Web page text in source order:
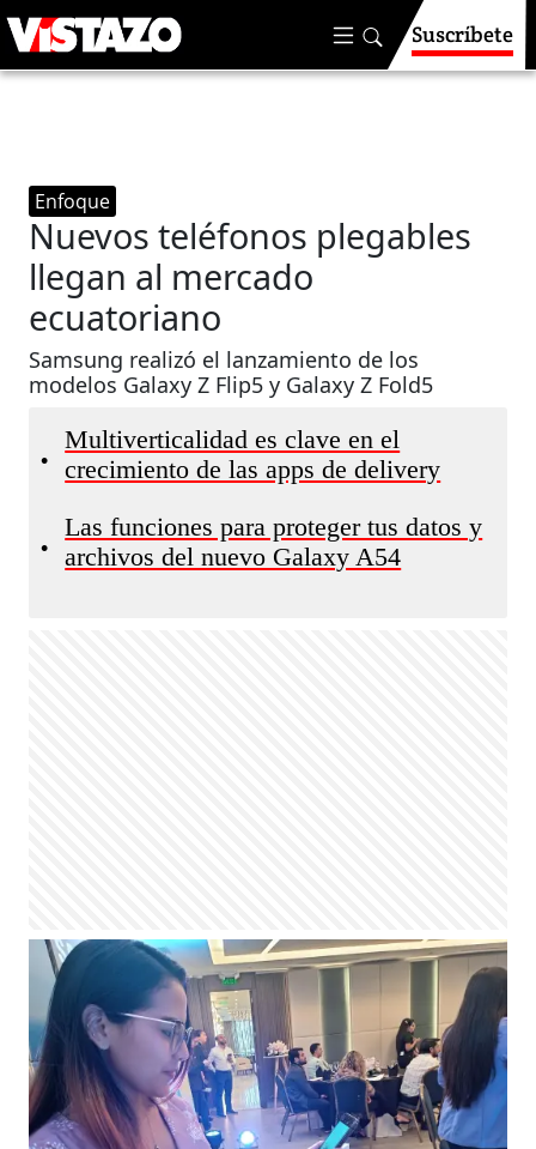
Suscríbete
Enfoque
Nuevos teléfonos plegables
llegan al mercado
ecuatoriano
Samsung realizó el lanzamiento de los
modelos Galaxy Z Flip5 y Galaxy Z Fold5
•
Multiverticalidad es clave en el
crecimiento de las apps de delivery
•
Las funciones para proteger tus datos y
archivos del nuevo Galaxy A54